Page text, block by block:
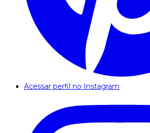
Acessar perfil no Instagram